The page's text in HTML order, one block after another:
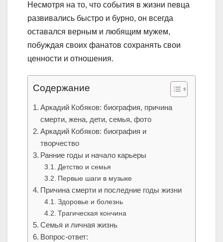
Несмотря на то, что события в жизни певца
развивались быстро и бурно, он всегда
оставался верным и любящим мужем,
побуждая своих фанатов сохранять свои
ценности и отношения.
Содержание
Аркадий Кобяков: биография, причина
смерти, жена, дети, семья, фото
Аркадий Кобяков: биография и
творчество
Ранние годы и начало карьеры
Детство и семья
Первые шаги в музыке
Причина смерти и последние годы жизни
Здоровье и болезнь
Трагическая кончина
Семья и личная жизнь
Вопрос-ответ: